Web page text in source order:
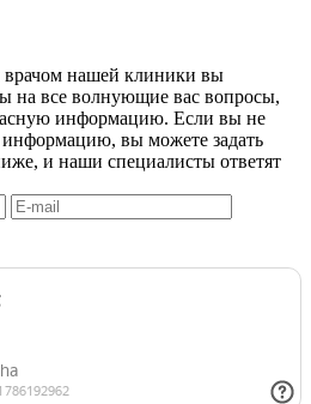
нашей клиники вы
на все волнующие вас вопросы,
информацию. Если вы не
вы можете задать
и наши специалисты ответят